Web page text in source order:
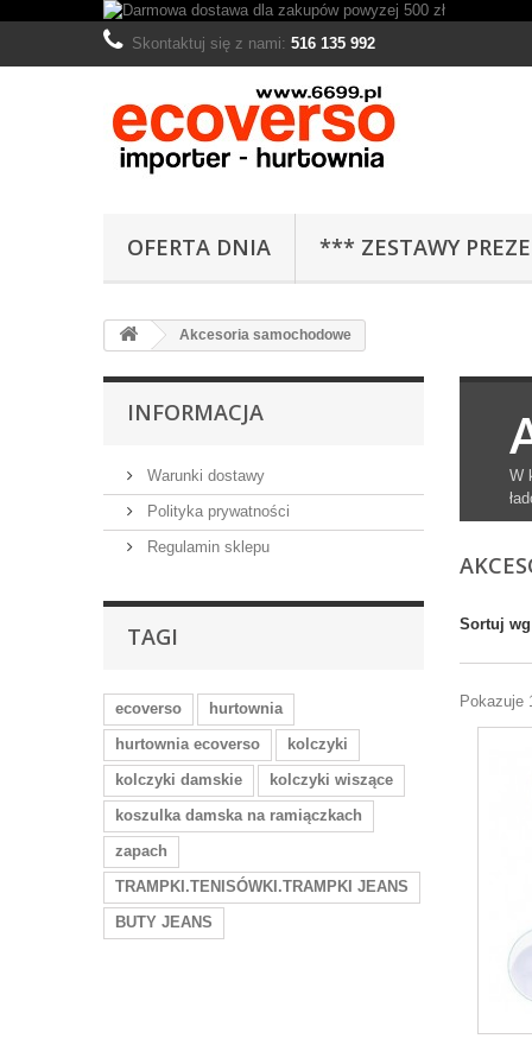
Skontaktuj się z nami: 516 135 992
OFERTA DNIA *** ZESTAWY
Akcesoria samochodowe
INFORMACJA
Warunki dostawy
Polityka prywatności
Regulamin sklepu
TAGI
ecoverso
hurtownia
hurtownia ecoverso
kolczyki
kolczyki damskie
kolczyki wiszące
koszulka damska na ramiączkach
zapach
TRAMPKI.TENISÓWKI.TRAMPKI JEANS
BUTY JEANS
W
Sortuj wg
Pokazuje